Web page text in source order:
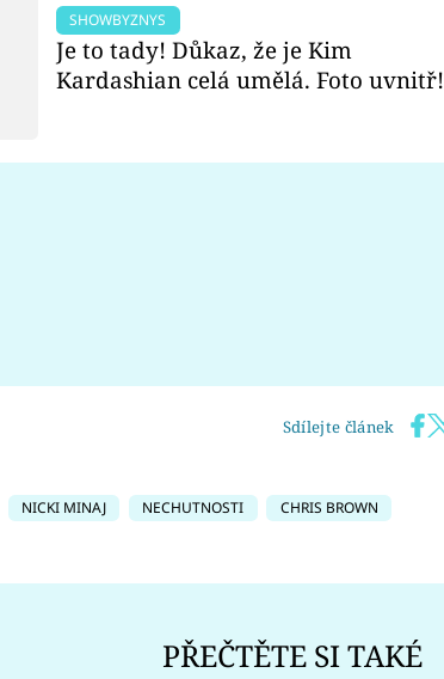
SHOWBYZNYS
Je to tady! Důkaz, že je Kim
Kardashian celá umělá. Foto uvnitř!
Sdílejte článek
NICKI MINAJ NECHUTNOSTI CHRIS BROWN
PŘEČTĚTE SI TAKÉ